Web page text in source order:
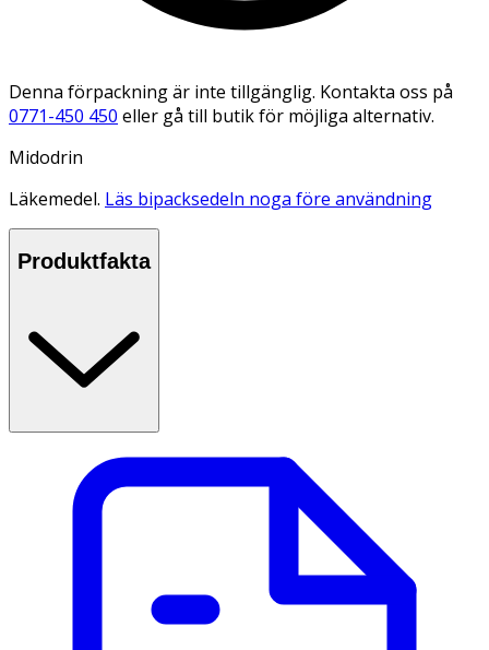
Denna förpackning är inte tillgänglig. Kontakta oss på
0771-450 450 eller gå till butik för möjliga alternativ.
Midodrin
Läkemedel. Läs bipacksedeln noga före användning
Produktfakta